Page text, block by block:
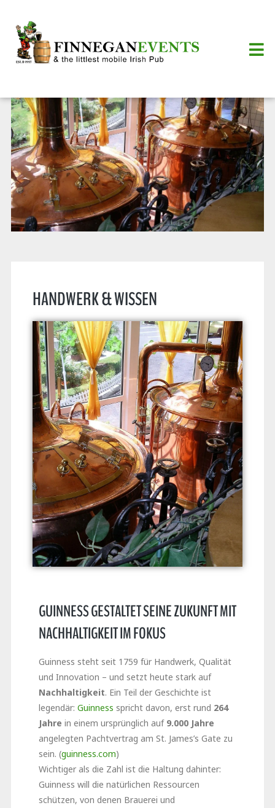
HANDWERK & WISSEN
GUINNESS GESTALTET SEINE ZUKUNFT MIT
NACHHALTIGKEIT IM FOKUS
Guinness steht seit 1759 für Handwerk, Qualität
und Innovation – und setzt heute stark auf
Nachhaltigkeit. Ein Teil der Geschichte ist
legendär: Guinness spricht davon, erst rund 264
Jahre in einem ursprünglich auf 9.000 Jahre
angelegten Pachtvertrag am St. James’s Gate zu
sein. (guinness.com)
Wichtiger als die Zahl ist die Haltung dahinter:
Guinness will die natürlichen Ressourcen
schützen, von denen Brauerei und